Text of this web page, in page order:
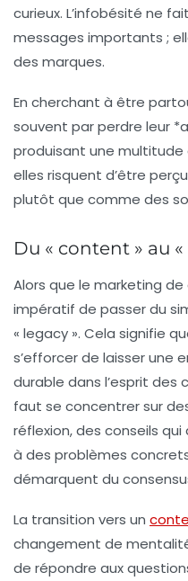
curieux. L’infobésité ne
messages importants ;
des marques.
En cherchant à être
souvent par perdre leur
produisant une
elles risquent d’être
plutôt que comme des
Du « content » au «
Alors que le marketing
impératif de passer du
« legacy ». Cela signifie
s’efforcer de laisser une
durable dans l’esprit des
faut se concentrer sur
réflexion, des conseils
à des problèmes
démarquent du
La transition vers un
changement de
de répondre aux